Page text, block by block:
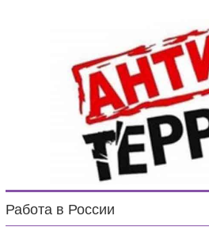
Работа в России